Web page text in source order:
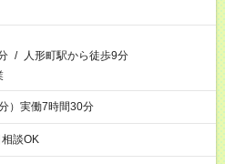
/ 人形町駅から徒歩9分
）実働7時間30分
談OK